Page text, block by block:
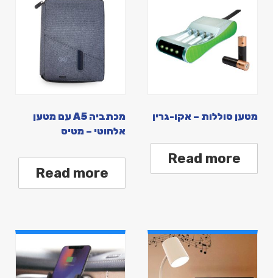
מטען סוללות – אקו-גרין
Read more
מכתביה A5 עם מטען
אלחוטי – מטיס
Read more